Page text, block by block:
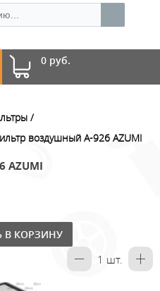
0 руб.
воздушный A-926 AZUMI
В КОРЗИНУ
1 шт.